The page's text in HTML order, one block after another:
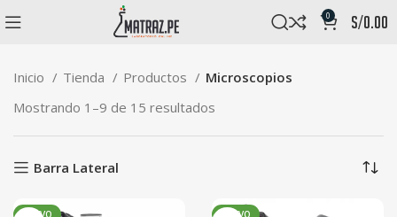
0 s/0.00
Inicio Tienda Productos
Microscopios
Mostrando 1–9 de 15 resultados
Barra Lateral
NUEVO NUEVO